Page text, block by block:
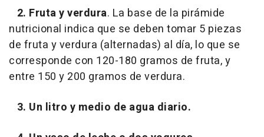
2. Fruta y verdura. La base de la pirámide
nutricional indica que se deben tomar 5 piezas
de fruta y verdura (alternadas) al día, lo que se
corresponde con 120-180 gramos de fruta, y
entre 150 y 200 gramos de verdura.
3. Un litro y medio de agua diario.